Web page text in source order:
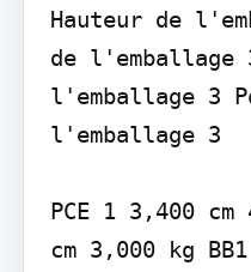
Hauteur de
de l'emballage
l'emballage 3
l'emballage 3
PCE 1 3,400 cm
cm 3,000 kg